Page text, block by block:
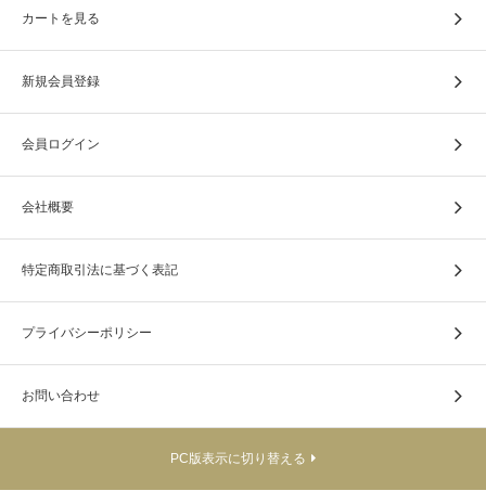
観音様の指先や着衣、足元の蓮台もきめ細かく表現されて
カートを見る
新規会員登録
会員ログイン
会社概要
特定商取引法に基づく表記
プライバシーポリシー
お問い合わせ
PC版表示に切り替える